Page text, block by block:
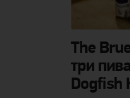
The
три
Dogfish